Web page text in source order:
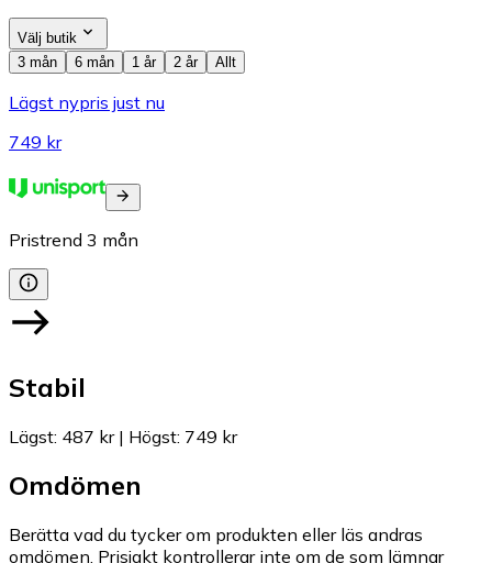
Välj butik
3 mån
6 mån 1 år 2 år Allt
Lägst nypris just nu
749 kr
Pristrend 3 mån
Stabil
Lägst: 487 kr| Högst: 749 kr
Omdömen
Berätta vad du tycker om produkten eller läs andras
omdömen. Prisjakt kontrollerar inte om de som lämnar